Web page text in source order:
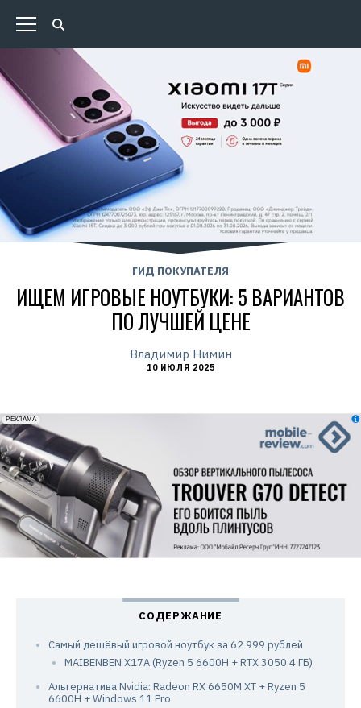
ГИД ПОКУПАТЕЛЯ
ИЩЕМ ИГРОВЫЕ НОУТБУКИ: 5 ВАРИАНТОВ
ПО ЛУЧШЕЙ ЦЕНЕ
Владимир Нимин
10 ИЮЛЯ 2025
erid: 2VfnxxmNzs5
РЕКЛАМА
Самый дешёвый игровой ноутбук за 62 999 рублей
MAIBENBEN X17A (Ryzen 5 6600H + RTX 3050 4 ГБ)
Альтернатива Nvidia: Radeon RX 6650M XT + Ryzen 5
6600H + Windows 11 Pro